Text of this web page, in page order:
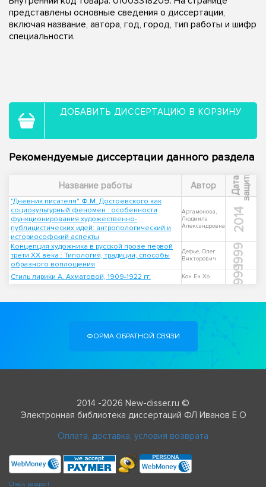
представлены основные сведения о диссертации,
включая название, автора, год, город, тип работы и шифр
специальности.
ДОБАВИТЬ ДИССЕРТАЦИЮ В КОРЗИНУ
Рекомендуемые диссертации данного раздела
Название работы Автор Д
а
т
а
з
а
щ
и
т ы
"Дневник писателя" Ф.М. Достоевского как
социокультурный феномен : особенности
функционирования художественно-
публицистических идей: антропологический и
историософский аспекты
Артамонова,
Людмила
Александровна
2014
Концепция художника в русской прозе первой
трети XX века : Типология, традиции, способы
образного воплощения
Дефье, Олег
Викторович
1999
Стиль лирики А. Ахматовой, 1909-1922 гг. Кон Ен Хо 1999
ФОРМА ОБРАТНОЙ СВЯЗИ
2014 -2026 New-disser.ru ©
Электронная библиотека диссертаций ФЛ Иванов Е О
Оплата, доставка, условия возврата
Check passport